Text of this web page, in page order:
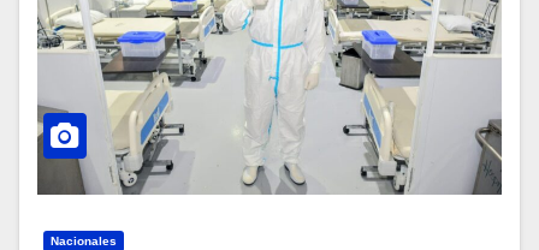
Nacionales